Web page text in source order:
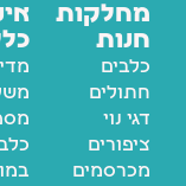
מחלקות
חנות
כלבים
חתולים
דגי נוי
ציפורים
מכרסמים